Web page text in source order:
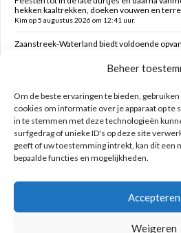
Beheer
Om de beste ervaringen te bieden,
cookies om informatie over je apparaat op te
in te stemmen met deze technologieën
surfgedrag of unieke ID's op deze site
geeft of uw toestemming intrekt, kan dit een
bepaalde functies en mogelijkheden.
Accepteren
Weigeren
hekken kaaltrekken, doeken vouwen en
Kim op 5 augustus 2026 om 12:41 uur.
Zaanstreek-Waterland biedt voldoende
Zoeken op deze site